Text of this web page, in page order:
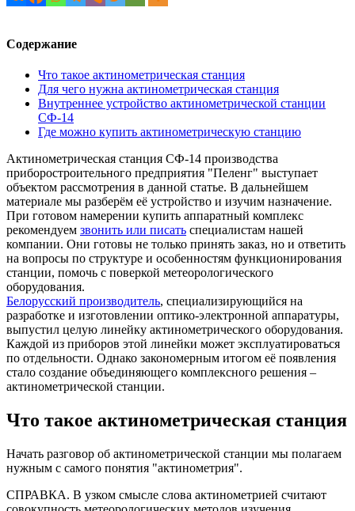
Содержание
Что такое актинометрическая станция
Для чего нужна актинометрическая станция
Внутреннее устройство актинометрической станции
СФ-14
Где можно купить актинометрическую станцию
Актинометрическая станция СФ-14 производства
приборостроительного предприятия "Пеленг" выступает
объектом рассмотрения в данной статье. В дальнейшем
материале мы разберём её устройство и изучим назначение.
При готовом намерении купить аппаратный комплекс
рекомендуем звонить или писать специалистам нашей
компании. Они готовы не только принять заказ, но и ответить
на вопросы по структуре и особенностям функционирования
станции, помочь с поверкой метеорологического
оборудования.
Белорусский производитель, специализирующийся на
разработке и изготовлении оптико-электронной аппаратуры,
выпустил целую линейку актинометрического оборудования.
Каждой из приборов этой линейки может эксплуатироваться
по отдельности. Однако закономерным итогом её появления
стало создание объединяющего комплексного решения –
актинометрической станции.
Что такое актинометрическая станция
Начать разговор об актинометрической станции мы полагаем
нужным с самого понятия "актинометрия".
СПРАВКА. В узком смысле слова актинометрией считают